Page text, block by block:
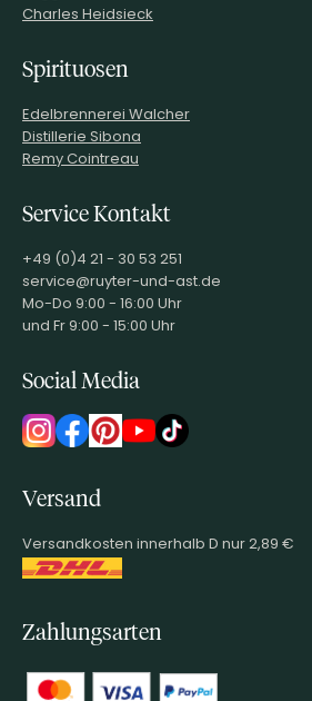
Charles Heidsieck
Spirituosen
Edelbrennerei Walcher
Distillerie Sibona
Remy Cointreau
Service Kontakt
+49 (0)4 21 - 30 53 251
service@ruyter-und-ast.de
Mo-Do 9:00 - 16:00 Uhr
und Fr 9:00 - 15:00 Uhr
Social Media
Versand
Versandkosten innerhalb D nur 2,89 €
Zahlungsarten